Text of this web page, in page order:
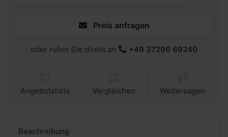
Preis anfragen
oder rufen Sie direkt an +49 37296 69240
Angebotsliste Vergleichen Weitersagen
Beschreibung